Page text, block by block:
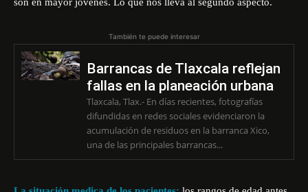
También te puede interesar
Barrancas de Tlaxcala reflejan
fallas en la planeación urbana
Tlaxcala, Tlax.- En días recientes, fotografías
difundidas en redes sociales evidenciaron la
acumulación de residuos en la barranca Xico,
una de las principales barrancas...